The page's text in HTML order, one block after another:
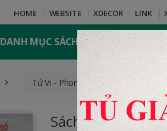
HOME WEBSITE XDECOR LINK
DANH MỤC SÁCH
Tử Vi - Phong Thủy
Sách Số Coi Tuổi